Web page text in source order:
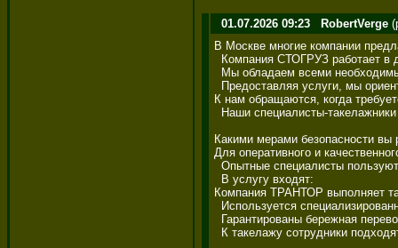
01.07.2026 09:23 RobertVerge
В Москве многие компании
Компания СТОГРУЗ работает в
Мы обладаем всеми
Предоставляя услуги, мы
К нам обращаются, когда
Наши специалисты-такелажники
Какими мерами безопасности вы
Для оперативного и
Опытные специалисты
  В услугу входят:
Компания ТРАНТОР выполняет
Используется
Гарантированы бережная
К такелажу сотрудники